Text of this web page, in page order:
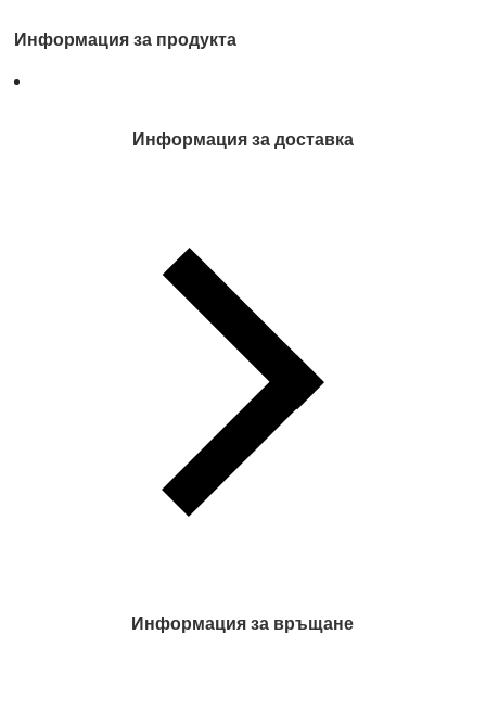
Информация за продукта
Информация за доставка
Информация за връщане